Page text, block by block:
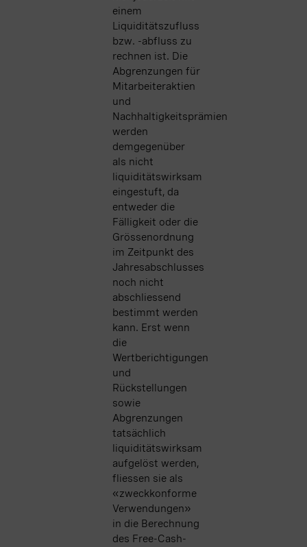
einem
Liquiditätszufluss
bzw. -abfluss zu
rechnen ist. Die
Abgrenzungen für
Mitarbeiteraktien
und
Nachhaltigkeitsprämien
werden
demgegenüber
als nicht
liquiditätswirksam
eingestuft, da
entweder die
Fälligkeit oder die
Grössenordnung
im Zeitpunkt des
Jahresabschlusses
noch nicht
abschliessend
bestimmt werden
kann. Erst wenn
die
Wertberichtigungen
und
Rückstellungen
sowie
Abgrenzungen
tatsächlich
liquiditätswirksam
aufgelöst werden,
fliessen sie als
«zweckkonforme
Verwendungen»
in die Berechnung
des Free-Cash-